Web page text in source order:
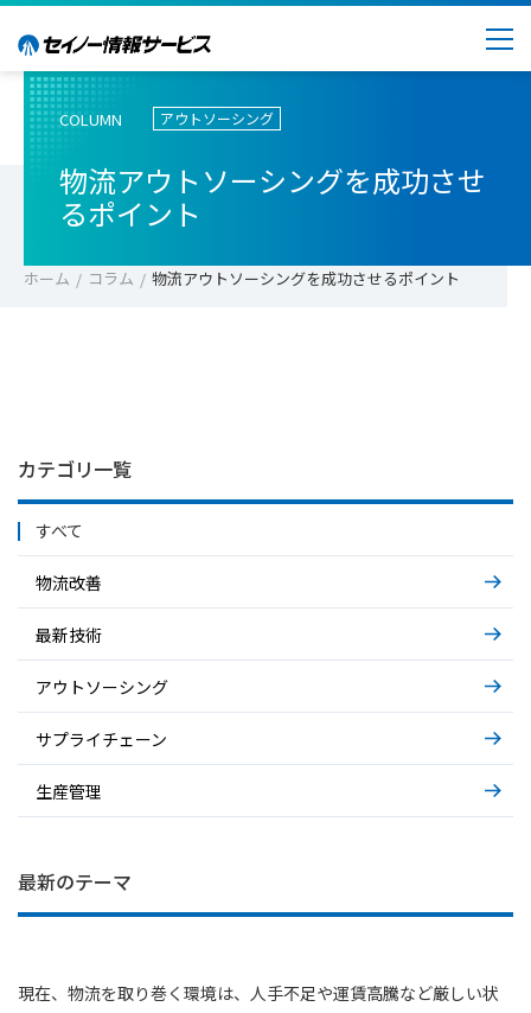
COLUMN アウトソーシング
物流アウトソーシングを成功させ
るポイント
ホーム コラム 物流アウトソーシングを成功させるポイント
現在、物流を取り巻く環境は、人手不足や運賃高騰など厳しい状
カテゴリ一覧
すべて
物流改善
最新技術
アウトソーシング
サプライチェーン
生産管理
最新のテーマ
IT部門の困りごと… システム運用の裏側
基礎から解説～AIエージェント～
基礎から解説～物流アウトソーシング～